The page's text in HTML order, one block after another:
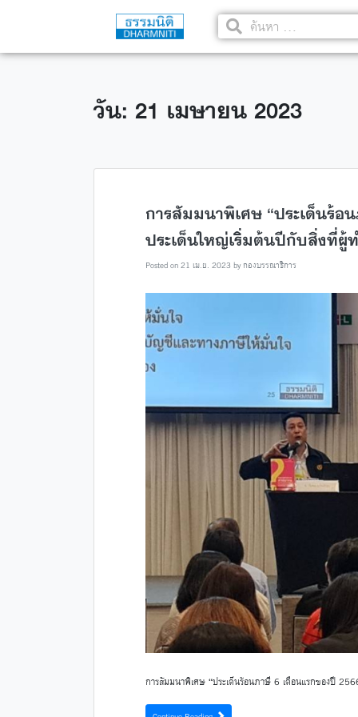
วัน: 21 เมษายน 2023
การสัมมนาพิเศษ “ประเด็นร้อ
ประเด็นใหญ่เริ่มต้นปีกับสิ่งที่
Posted on21 เม.ย. 2023 byกองบรรณาธิการ
การสัมมนาพิเศษ “ประเด็นร้อนภาษี 6 เดือนแรกของปี